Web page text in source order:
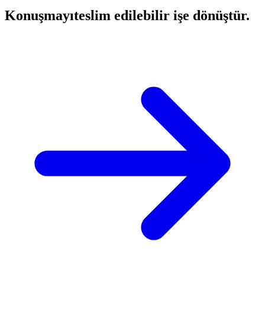
Konuşmayıteslim edilebilir işe dönüştür.